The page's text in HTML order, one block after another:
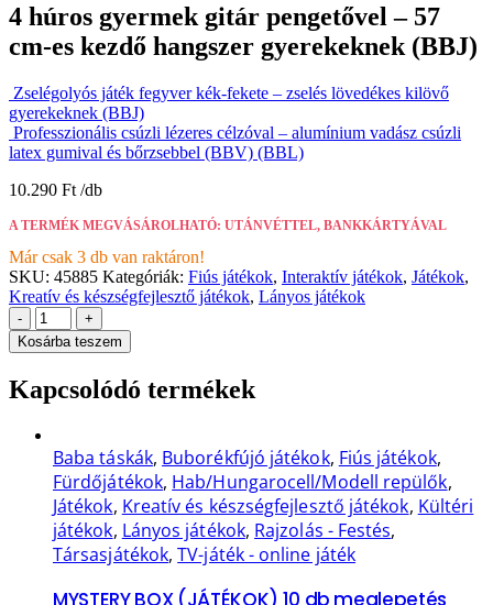
4 húros gyermek gitár pengetővel – 57
cm-es kezdő hangszer gyerekeknek (BBJ)
Zselégolyós játék fegyver kék-fekete – zselés lövedékes kilövő
gyerekeknek (BBJ)
Professzionális csúzli lézeres célzóval – alumínium vadász csúzli
latex gumival és bőrzsebbel (BBV) (BBL)
10.290 Ft
A TERMÉK MEGVÁSÁROLHATÓ: UTÁNVÉTTEL, BANKKÁRTYÁVAL
Már csak 3 db van raktáron!
SKU: 45885 Kategóriák: Fiús játékok, Interaktív játékok, Játékok,
Kreatív és készségfejlesztő játékok, Lányos játékok
-
+
Kosárba teszem
Kapcsolódó termékek
Baba táskák, Buborékfújó játékok, Fiús játékok,
Fürdőjátékok, Hab/Hungarocell/Modell repülők,
Játékok, Kreatív és készségfejlesztő játékok, Kültéri
játékok, Lányos játékok, Rajzolás - Festés,
Társasjátékok,TV-játék - online játék